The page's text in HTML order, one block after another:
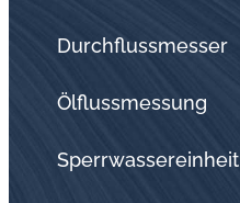
Durchflussmesser
Ölflussmessung
Sperrwassereinheit